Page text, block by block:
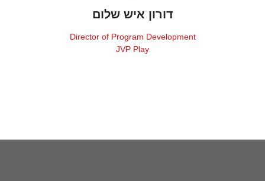
דורון איש שלום
Director of Program Development
JVP Play